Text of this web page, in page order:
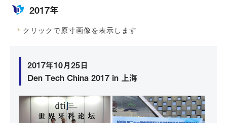
2017年
＊ クリックで原寸画像を表示します
2017年10月25日
Den Tech China 2017 in 上海